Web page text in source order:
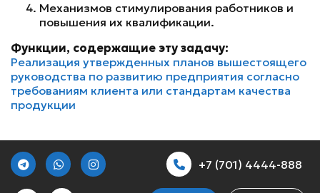
Механизмов стимулирования работников и
повышения их квалификации.
Функции, содержащие эту задачу:
Реализация утвержденных планов вышестоящего
руководства по развитию предприятия согласно
требованиям клиента или стандартам качества
продукции
+7 (701) 4444-888